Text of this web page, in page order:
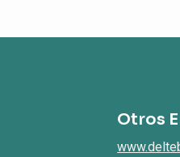
Otros